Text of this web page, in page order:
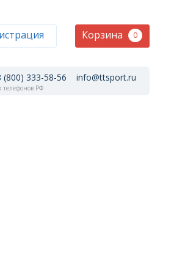
Корзина 0
(800) 333-58-56 info@ttsport.ru
телефонов РФ